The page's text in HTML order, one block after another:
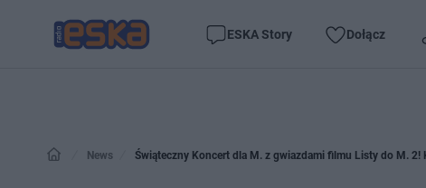
ESKA Story Dołącz
News Świąteczny Koncert dla M. z gwiazdami filmu Listy do M. 2!